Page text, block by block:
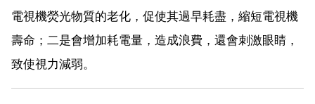
電視機熒光物質的老化，促使其過早耗盡，縮短電視機
壽命；二是會增加耗電量，造成浪費，還會刺激眼睛，
致使視力減弱。